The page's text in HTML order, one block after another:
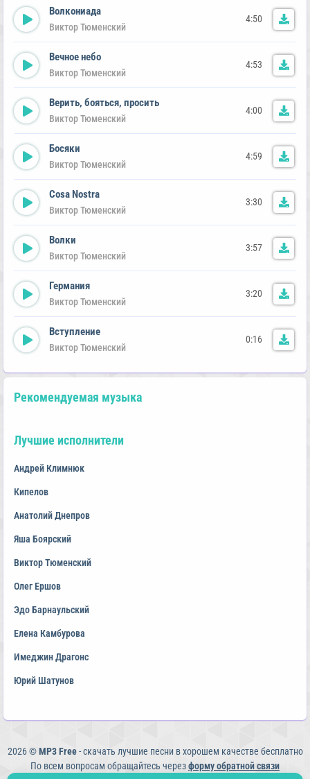
Волкониада
Виктор Тюменский
4:50
Вечное небо
Виктор Тюменский
4:53
Верить, бояться, просить
Виктор Тюменский
4:00
Босяки
Виктор Тюменский
4:59
Cosa Nostra
Виктор Тюменский
3:30
Волки
Виктор Тюменский
3:57
Германия
Виктор Тюменский
3:20
Вступление
Виктор Тюменский
0:16
Рекомендуемая музыка
Лучшие исполнители
Андрей Климнюк
Кипелов
Анатолий Днепров
Яша Боярский
Виктор Тюменский
Олег Ершов
Эдо Барнаульский
Елена Камбурова
Имеджин Драгонс
Юрий Шатунов
2026 ©MP3 Free- скачать лучшие песни в хорошем качестве бесплатно
По всем вопросам обращайтесь черезформу обратной связи